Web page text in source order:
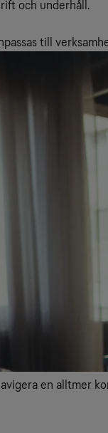
och underhåll.
till
en alltmer